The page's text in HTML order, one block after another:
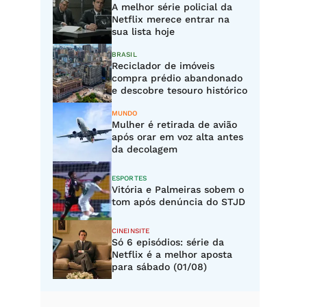
A melhor série policial da
Netflix merece entrar na
sua lista hoje
BRASIL
Reciclador de imóveis
compra prédio abandonado
e descobre tesouro histórico
MUNDO
Mulher é retirada de avião
após orar em voz alta antes
da decolagem
ESPORTES
Vitória e Palmeiras sobem o
tom após denúncia do STJD
CINEINSITE
Só 6 episódios: série da
Netflix é a melhor aposta
para sábado (01/08)